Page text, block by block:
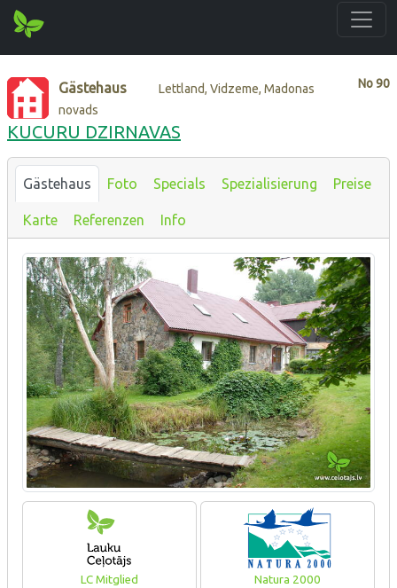
No90
Gästehaus
Lettland, Vidzeme, Madonas
novads
KUCURU DZIRNAVAS
Gästehaus Foto Specials Spezialisierung Preise
Karte Referenzen Info
LC Mitglied Natura 2000